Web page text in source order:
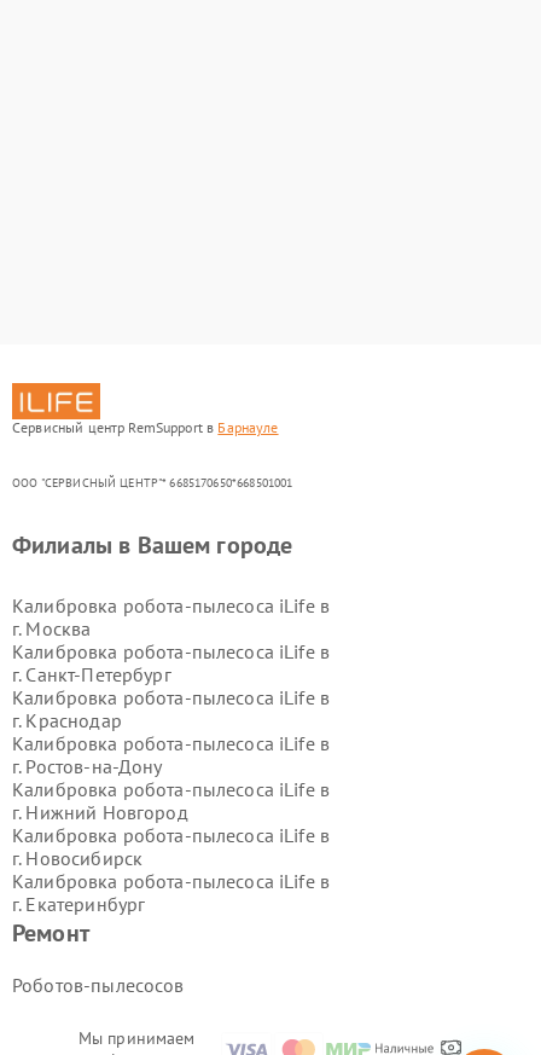
Сервисный центр RemSupport в Барнауле
ООО "СЕРВИСНЫЙ ЦЕНТР"* 6685170650*668501001
Мы принимаем
Ремонт
Роботов-пылесосов
Филиалы в Вашем городе
Калибровка робота-пылесоса iLife в
г. Москва
Калибровка робота-пылесоса iLife в
г. Санкт-Петербург
Калибровка робота-пылесоса iLife в
г. Краснодар
Калибровка робота-пылесоса iLife в
г. Ростов-на-Дону
Калибровка робота-пылесоса iLife в
г. Нижний Новгород
Калибровка робота-пылесоса iLife в
г. Новосибирск
Калибровка робота-пылесоса iLife в
г. Екатеринбург
Калибровка робота-пылесоса iLife в
г. Казань
Калибровка робота-пылесоса iLife в
г.Воронеж
Волгоград